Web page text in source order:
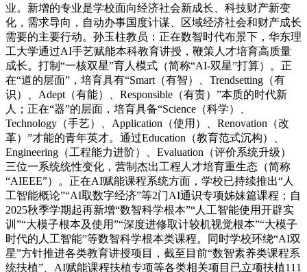
业。新增的专业是学校面向经济社会新成长、科技财产新变
化，需求导向，自动办事国度计谋、区域经济社会和财产成长
需要的主要行动。孙玉柱教员：正在数智时代布景下，华东理
工大学通过AI手艺赋能本科教育讲授，鞭策人才培育高质量
成长。打制“一核双星”育人模式（简称“AI-双星”打算）。正
在“道的层面”，培育具有“Smart（有智）、Trendsetting（有
识）、Adept（有能）、Responsible（有责）”本质的时代新
人；正在“器”的层面，培育具备“Science（科学）、
Technology（手艺）、Application（使用）、Renovation（改
革）”才能的青年英才。通过Education（教育范式沉构）、
Engineering（工程能力进阶）、Evaluation（评价系统升级）
三位一系统统性变化，营制杰出工程人才培育重生态（简称
“AIEEE”）。正在AI赋能课程系统方面，学校已持续推出“人
工智能概论”“AI取数字经济”等2门AI通识专项姊妹篇课程；自
2025秋季学期起再新增“数智科学根本”“人工智能使用开辟实
训”“大模子根本及使用”“深度进修取计较机视觉根本”“大模子
时代的人工智能”等数智科学根本类课程。同时学校环绕“AI双
星”方针推进各类教育讲授项目，截至目前“数智素养类课程系
统扶植”、AI赋能课程扶植专项等各类相关项目已立项扶植111